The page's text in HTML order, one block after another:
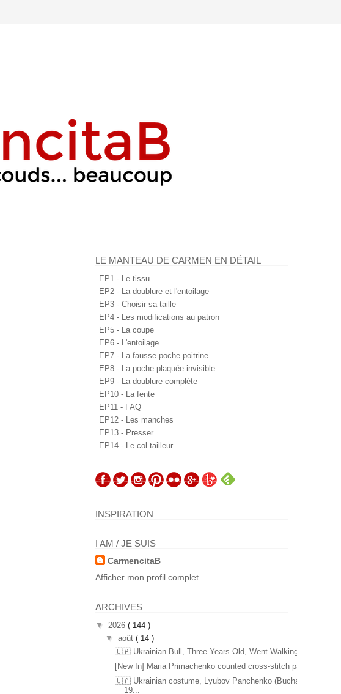
LE MANTEAU DE CARMEN EN DÉTAIL
EP1 - Le tissu
EP2 - La doublure et l'entoilage
EP3 - Choisir sa taille
EP4 - Les modifications au patron
EP5 - La coupe
EP6 - L'entoilage
EP7 - La fausse poche poitrine
EP8 - La poche plaquée invisible
EP9 - La doublure complète
EP10 - La fente
EP11 - FAQ
EP12 - Les manches
EP13 - Presser
EP14 - Le col tailleur
INSPIRATION
I AM / JE SUIS
CarmencitaB
Afficher mon profil complet
ARCHIVES
▼ 2026 ( 144 )
▼ août ( 14 )
🇺🇦 Ukrainian Bull, Three Years Old, Went Walking...
[New In] Maria Primachenko counted cross-stitch pa...
🇺🇦 Ukrainian costume, Lyubov Panchenko (Bucha
19...